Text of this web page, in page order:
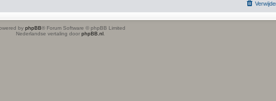
by phpBB® Forum Software © phpBB Limited
Nederlandse vertaling door phpBB.nl